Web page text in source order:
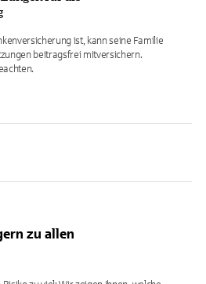
ist, kann seine Familie
beitragsfrei mitversichern.
zu allen